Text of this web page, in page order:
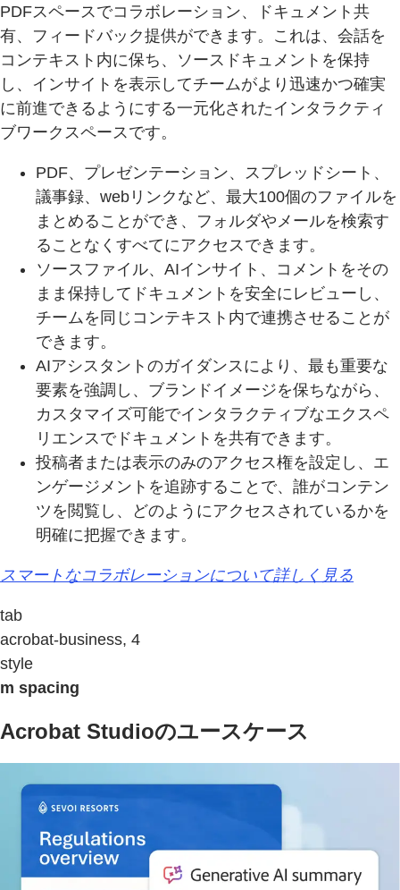
PDFスペースでコラボレーション、ドキュメント共
有、フィードバック提供ができます。これは、会話を
コンテキスト内に保ち、ソースドキュメントを保持
し、インサイトを表示してチームがより迅速かつ確実
に前進できるようにする一元化されたインタラクティ
ブワークスペースです。
PDF、プレゼンテーション、スプレッドシート、
議事録、webリンクなど、最大100個のファイルを
まとめることができ、フォルダやメールを検索す
ることなくすべてにアクセスできます。
ソースファイル、AIインサイト、コメントをその
まま保持してドキュメントを安全にレビューし、
チームを同じコンテキスト内で連携させることが
できます。
AIアシスタントのガイダンスにより、最も重要な
要素を強調し、ブランドイメージを保ちながら、
カスタマイズ可能でインタラクティブなエクスペ
リエンスでドキュメントを共有できます。
投稿者または表示のみのアクセス権を設定し、エ
ンゲージメントを追跡することで、誰がコンテン
ツを閲覧し、どのようにアクセスされているかを
明確に把握できます。
スマートなコラボレーションについて詳しく見る
tab
acrobat-business, 4
style
m spacing
Acrobat Studioのユースケース